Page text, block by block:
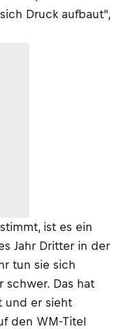
Druck aufbaut",
ist es ein
Jahr Dritter in der
tun sie sich
schwer. Das hat
und er sieht
den WM-Titel